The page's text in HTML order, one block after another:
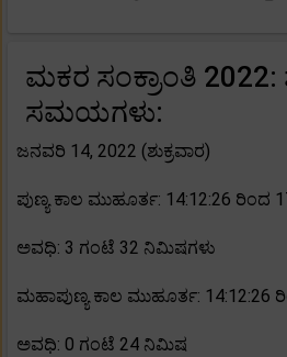
ಮಕರ ಸಂಕ್ರಾಂತಿ 2022:
ಸಮಯಗಳು:
ಜನವರಿ 14, 2022 (ಶುಕ್ರವಾರ)
ಪುಣ್ಯ ಕಾಲ ಮುಹೂರ್ತ: 14:12:26 ರಿಂದ
ಅವಧಿ: 3 ಗಂಟೆ 32 ನಿಮಿಷಗಳು
ಮಹಾಪುಣ್ಯ ಕಾಲ ಮುಹೂರ್ತ: 14:12:26
ಅವಧಿ: 0 ಗಂಟೆ 24 ನಿಮಿಷ